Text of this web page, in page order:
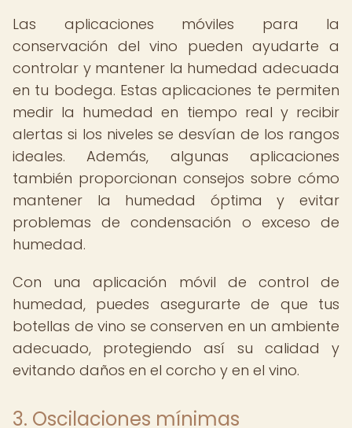
Las aplicaciones móviles para la
conservación del vino pueden ayudarte a
controlar y mantener la humedad adecuada
en tu bodega. Estas aplicaciones te permiten
medir la humedad en tiempo real y recibir
alertas si los niveles se desvían de los rangos
ideales. Además, algunas aplicaciones
también proporcionan consejos sobre cómo
mantener la humedad óptima y evitar
problemas de condensación o exceso de
humedad.
Con una aplicación móvil de control de
humedad, puedes asegurarte de que tus
botellas de vino se conserven en un ambiente
adecuado, protegiendo así su calidad y
evitando daños en el corcho y en el vino.
3. Oscilaciones mínimas